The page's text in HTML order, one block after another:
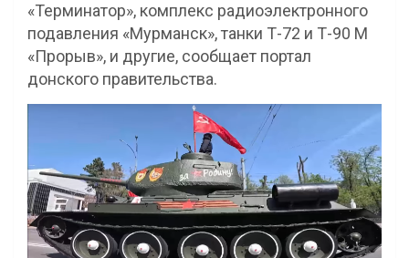
«Терминатор», комплекс радиоэлектронного
подавления «Мурманск», танки Т-72 и Т-90 М
«Прорыв», и другие, сообщает портал
донского правительства.